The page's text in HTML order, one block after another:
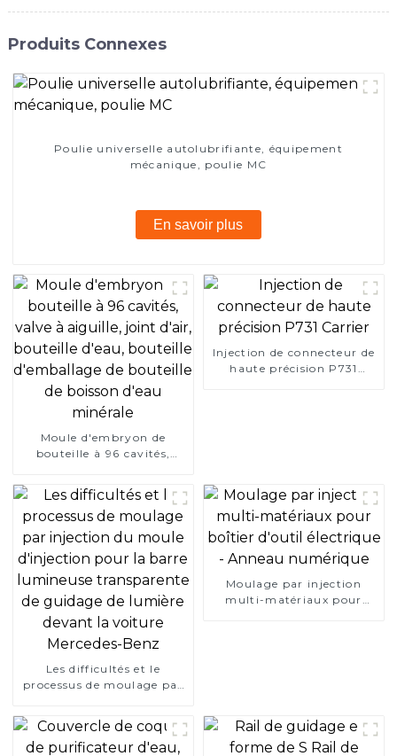
Produits Connexes
Poulie universelle autolubrifiante, équipement
mécanique, poulie MC
En savoir plus
Moule d'embryon de
bouteille à 96 cavités,
d'emballage de bouteille
de boisson d'eau minérale
Injection de connecteur de
haute précision P731
Les difficultés et le
processus de moulage par
lumineuse transparente de
guidage de lumière devant
Moulage par injection
multi-matériaux pour